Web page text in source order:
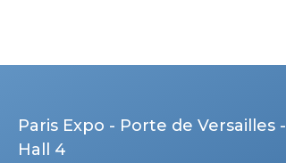
Paris Expo - Porte de Versailles -
Hall 4